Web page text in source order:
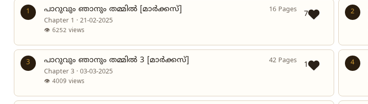
1 പാറുവും ഞാനും തമ്മിൽ [മാർക്കസ്]
16 Pages
Chapter 1 · 21-02-2025
👁 6252 views
7 2
3 പാറുവും ഞാനും തമ്മിൽ 3 [മാർക്കസ്]
42 Pages
Chapter 3 · 03-03-2025
👁 4009 views
1 4